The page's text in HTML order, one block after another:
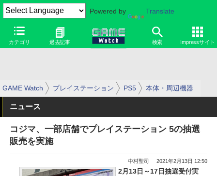
Powered by Translate
カテゴリ 過去記事 検索 Impressサイト
GAME Watch プレイステーション PS5 本体・周辺機器
ニュース
コジマ、一部店舗でプレイステーション 5の抽選
販売を実施
中村聖司 2021年2月13日 12:50
2月13日～17日抽選受付実